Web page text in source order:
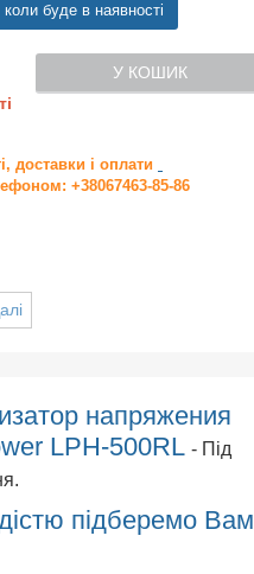
буде в наявності
У КОШИК
доставки і оплати
+38067463-85-86
напряжения
LPH-500RL - Під
підберемо Вам